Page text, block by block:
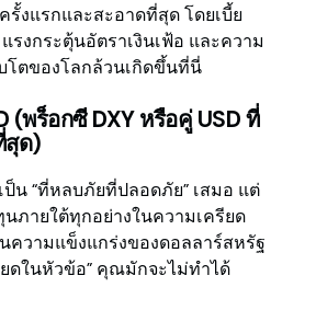
รั้งแรกและสะอาดที่สุด โดยเบี้ย
รงกระตุ้นอัตราเงินเฟ้อ และความ
โตของโลกล้วนเกิดขึ้นที่นี่
(พร็อกซี DXY หรือคู่ USD ที่
สุด)
ป็น “ที่หลบภัยที่ปลอดภัย” เสมอ แต่
นภายใต้ทุกอย่างในความเครียด
ความแข็งแกร่งของดอลลาร์สหรัฐ
ดในหัวข้อ” คุณมักจะไม่ทำได้